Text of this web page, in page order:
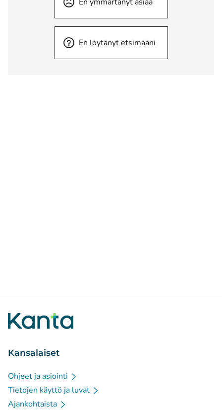
En löytänyt etsimääni
Kansalaiset
Ohjeet ja asiointi
Tietojen käyttö ja luvat
Ajankohtaista